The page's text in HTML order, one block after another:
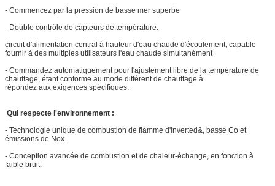
- Commencez par la pression de basse mer superbe
- Double contrôle de capteurs de température.
circuit d'alimentation central à hauteur d'eau chaude d'écoulement, capable
fournir à des multiples utilisateurs l'eau chaude simultanément
- Commandez automatiquement pour l'ajustement libre de la température de
chauffage, étant conforme au mode différent de chauffage à
répondez aux exigences spécifiques.
Qui respecte l'environnement :
- Technologie unique de combustion de flamme d'inverted&, basse Co et
émissions de Nox.
- Conception avancée de combustion et de chaleur-échange, en fonction à
faible bruit.